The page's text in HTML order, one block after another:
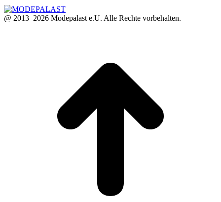
@ 2013–2026 Modepalast e.U. Alle Rechte vorbehalten.